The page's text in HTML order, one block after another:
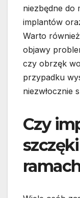
niezbędne do
implantów
Warto
objawy
czy obrzęk
przypadku
niezwłocznie
Czy